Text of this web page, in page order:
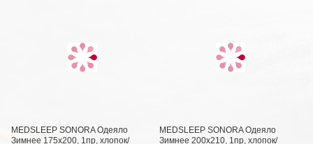
MEDSLEEP SONORA Одеяло
Зимнее 175х200, 1пр, хлопок/
MEDSLEEP SONORA Одеяло
Зимнее 200х210, 1пр, хлопок/